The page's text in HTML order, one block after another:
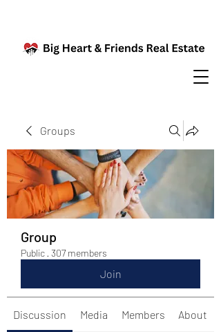
Groups
Group
Public · 307 members
Join
Discussion Media Members About